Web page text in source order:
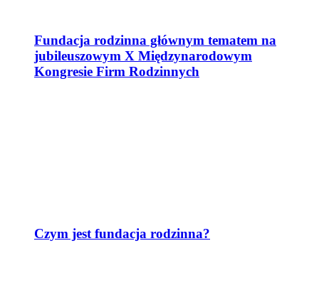
Fundacja rodzinna głównym tematem na
jubileuszowym X Międzynarodowym
Kongresie Firm Rodzinnych
Czym jest fundacja rodzinna?